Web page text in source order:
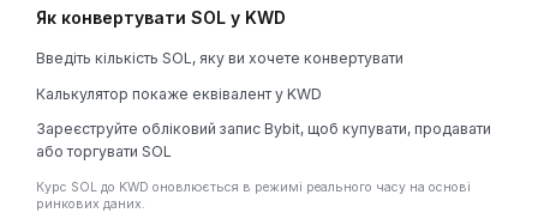
Як конвертувати SOL у KWD
Введіть кількість SOL, яку ви хочете конвертувати
Калькулятор покаже еквівалент у KWD
Зареєструйте обліковий запис Bybit, щоб купувати, продавати
або торгувати SOL
Курс SOL до KWD оновлюється в режимі реального часу на основі
ринкових даних.